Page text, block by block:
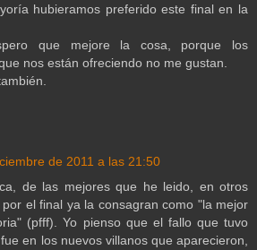
hubieramos preferido este final en la
que mejore la cosa, porque los
nos están ofreciendo no me gustan.
de 2011 a las 21:50
de las mejores que he leido, en otros
el final ya la consagran como "la mejor
(pfff). Yo pienso que el fallo que tuvo
en los nuevos villanos que aparecieron,